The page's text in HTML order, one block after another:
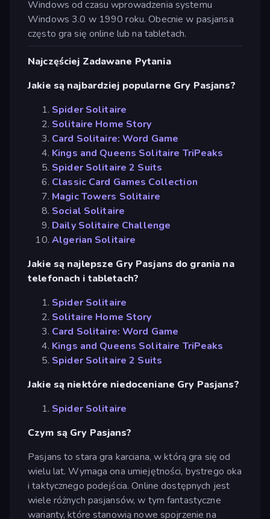
Windows od czasu wprowadzenia systemu
Windows 3.0 w 1990 roku. Obecnie w pasjansa
często gra się online lub na tabletach.
Najczęściej Zadawane Pytania
Jakie są najbardziej popularne Gry Pasjans?
Spider Solitaire
Solitaire Home Story
Card Solitaire: Word Game
Kings and Queens Solitaire TriPeaks
Spider Solitaire 2 Suits
Classic Card Games Collection
Magic Towers Solitaire
Social Solitaire
Daily Solitaire Challenge
Algerian Solitaire
Jakie są najlepsze Gry Pasjans do grania na
telefonach i tabletach?
Spider Solitaire
Solitaire Home Story
Card Solitaire: Word Game
Kings and Queens Solitaire TriPeaks
Spider Solitaire 2 Suits
Jakie są niektóre niedoceniane Gry Pasjans?
Spider Solitaire
Czym są Gry Pasjans?
Pasjans to stara gra karciana, w którą gra się od
wielu lat. Wymaga ona umiejętności, bystrego oka
i taktycznego podejścia. Online dostępnych jest
wiele różnych pasjansów, w tym fantastyczne
warianty, które stanowią nowe spojrzenie na